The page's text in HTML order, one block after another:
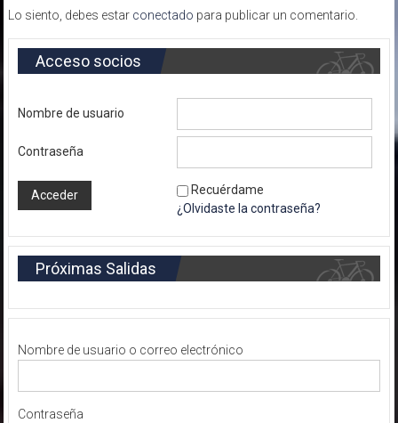
Lo siento, debes estar conectado para publicar un comentario.
Acceso socios
Nombre de usuario
Contraseña
Recuérdame
¿Olvidaste la contraseña?
Próximas Salidas
Nombre de usuario o correo electrónico
Contraseña